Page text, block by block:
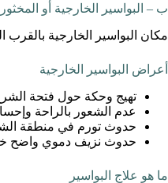
ب – البواسير الخارجية أو
مكان البواسير الخارجية
أعراض البواسير الخارجية
تهيج وحكة حول فتحة
عدم الشعور بالراحة
حدوث تورم في منطقة
حدوث نزيف دموي واضح
ما هو علاج البواسير